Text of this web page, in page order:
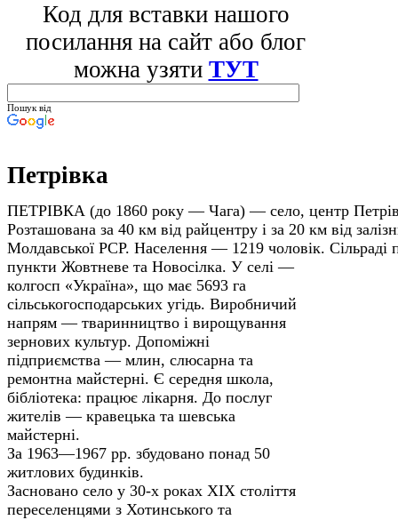
Код для вставки нашого
посилання на сайт або блог
можна узяти ТУТ
Пошук від
Петрівка
ПЕТРІВКА (до 1860 року — Чага) — село, центр
Розташована за 40 км від райцентру і за 20 км від
Молдавської РСР. Населення — 1219 чоловік. Сільраді
пункти Жовтневе та Новосілка. У селі —
колгосп «Україна», що має 5693 га
сільськогосподарських угідь. Виробничий
напрям — тваринництво і вирощування
зернових культур. Допоміжні
підприємства — млин, слюсарна та
ремонтна майстерні. Є середня школа,
бібліотека: працює лікарня. До послуг
жителів — кравецька та шевська
майстерні.
За 1963—1967 рр. збудовано понад 50
житлових будинків.
Засновано село у 30-х роках XIX століття
переселенцями з Хотинського та